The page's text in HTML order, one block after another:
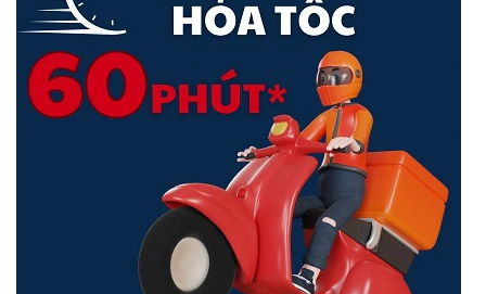
cảnh báo kẻ gian đột nhập ngay lập tức bằng
âm thanh và ánh sáng khi có sự cố bất thường